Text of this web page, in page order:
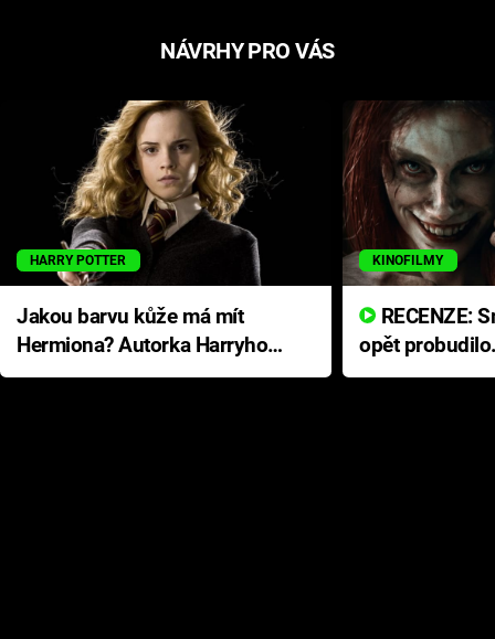
NÁVRHY PRO VÁS
HARRY POTTER
Jakou barvu kůže má mít
Hermiona? Autorka Harryho
Pottera přišla s ráznou
KINOFILMY
opět
přichází s